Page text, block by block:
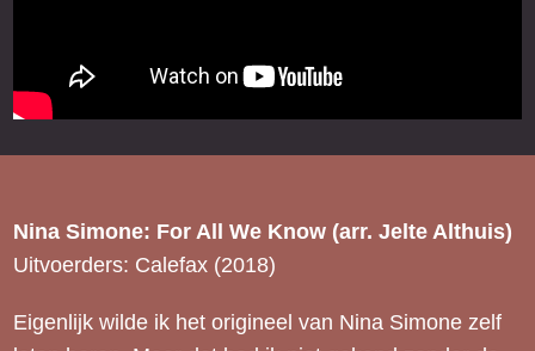
Nina Simone: For All We Know (arr. Jelte Althuis)
Uitvoerders: Calefax (2018)
Eigenlijk wilde ik het origineel van Nina Simone zelf